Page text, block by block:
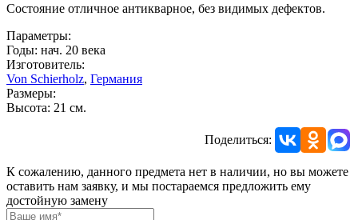
Состояние отличное антикварное, без видимых дефектов.
Параметры:
Годы: нач. 20 века
Изготовитель:
Von Schierholz, Германия
Размеры:
Высота: 21 см.
Поделиться:
К сожалению, данного предмета нет в наличии, но вы можете
оставить нам заявку, и мы постараемся предложить ему
достойную замену